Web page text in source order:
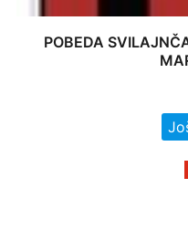
POBEDA